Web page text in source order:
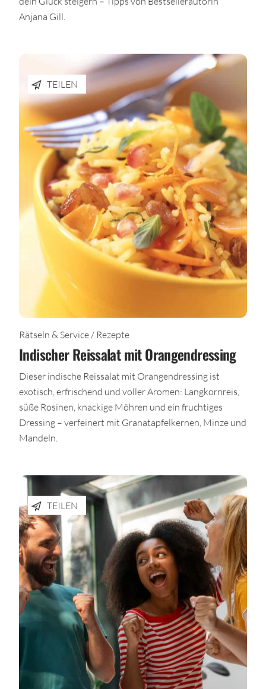
Anjana Gill.
TEILEN
Rätseln & Service / Rezepte
Indischer Reissalat mit Orangendressing
Dieser indische Reissalat mit Orangendressing ist
exotisch, erfrischend und voller Aromen: Langkornreis,
süße Rosinen, knackige Möhren und ein fruchtiges
Dressing – verfeinert mit Granatapfelkernen, Minze und
Mandeln.
TEILEN